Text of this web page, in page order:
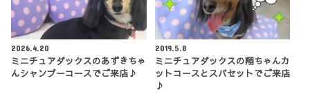
2026.4.20
ミニチュアダックスのあずきちゃ
んシャンプーコースでご来店♪
2019.5.8
ミニチュアダックスの翔ちゃんカ
ットコースとスパセットでご来店
♪